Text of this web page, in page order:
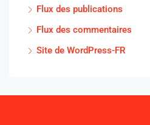
Flux des publications
Flux des commentaires
Site de WordPress-FR